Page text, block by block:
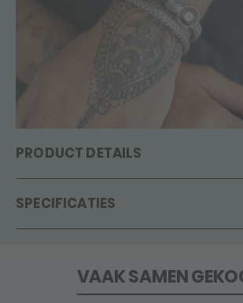
PRODUCT DETAILS
SPECIFICATIES
VAAK SAMEN